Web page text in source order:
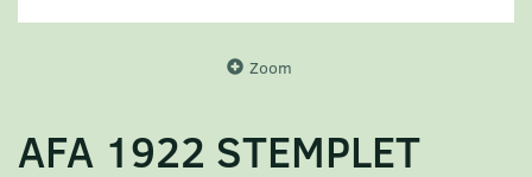
Zoom
AFA 1922 STEMPLET